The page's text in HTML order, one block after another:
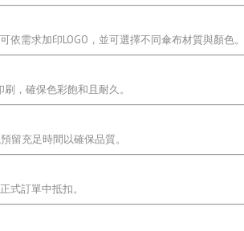
需求加印LOGO，並可選擇不同傘布材質與顏色。
，確保色彩飽和且耐久。
留充足時間以確保品質。
式訂單中抵扣。